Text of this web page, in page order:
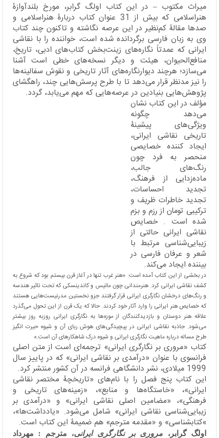
میراث مکتوب – در این كتاب اولگ گرابر، مورخ بلندآوازۀ
هنراسلامی كه بیش از 31 عنوان كتاب دربارۀ هنراسلامی و
صدها مقالۀ كم‌نظیر در این عرصه نگاشته و تاكنون چند كتاب
وی به زبان فارسی برگردانده شده است، خواننده را با نقاشی
ایرانی كه عمدتاً نگاره‌های زینت‌بخش كتاب‌های ادبی، تاریخ،
منافع‌الحیوان، هیئت و دیگر نسخه‌های خطی است آشنا
می‌سازد؛ هرچند دیوارنگاره‌های آثار تاریخی و نقوش سفالینه‌ها
را نیز مدنظر قرار می‌دهد تا با طرح پرسش‌هایی چند، راهگشای
پژوهش‌هایی بنیادین در عرصه‌هایی كه مهم می‌یابد، گردد.
مؤلف در این كتاب نشان
می‌دهد چگونه
ویژگی‌های پیشینۀ
تاریخی نقاشی ایرانی،
ایجاد کننده خصایصی
منحصر به فرد چون
رنگ‌های جالب،
ماده‌زدایی از فرهنگ،
تجدید احساسات،
تجدید خاطرات ظریف و
ترکیبی تومان از رزم و بزم
شده است . خصایص
نقاشی ایرانی حالتی از
زیبایی‌شناسی مرتبط با
شعر و عرفان فارسی در
بیننده ایجاد می‌کند.
در بخشی از این كتاب آمده است: «هنر غرب تنها در آغاز قرن بیستم بود که شروع به
کشف نقاشی ایرانی کرد. هنرمندانی چون ماتیس و کاندینسکی که تحت تاثیر هندسه
و رنگ‌های درخشان نگارگری ایرانی قرار گرفتند جزو نخستین مدرنیست‌هایی هستند
که خصایص هنر ایرانی را وارد آثار خود کردند. حالا که یک قرن از این تحول می‌گذرد
علاقه هنر دوستان و بازدیدکنندگان از موزه‌ها به نگارگری ایرانی روزبه روز بیشتر
می‌شود. جاذبه نقاشی ایرانی در پیچیدگی‌های هوش ربای آن و شیوه حیرت انگیز
طرح مساله درباره ماهیت نگارگری ایرانی و شیوه درک شاهکارهای آن است.»
كتاب «مروری بر نگارگری ایرانی» ترجمه‌ای است از متن اصلی
فرانسوی با عنوان «درآمدی بر نقاشی ایرانی» که در پاییز سال
1999 میلادی، نشر دانشگاهی فرانسه در آن کشور منتشر کرد
.
این كتاب پنج فصل را با نام‌های «تاریخچۀ مختصر نقاشی
ایرانی»، «خاستگاه‌ها و منابع»، «زمینه‌های تاریخی و
فرهنگی»، «مضامین اصلی نقاشی ایرانی» و «درآمدی بر
زیبایی‌شناسی نقاشی ایرانی» شامل می‌شود. «یادداشت‌ها»،
«کتابشناسی» و «مقدمه مترجم» هم ضمیمۀ این کتاب است.
اولگ گرابر، مروری بر نگارگری ایرانی، مترجم : مهرداد